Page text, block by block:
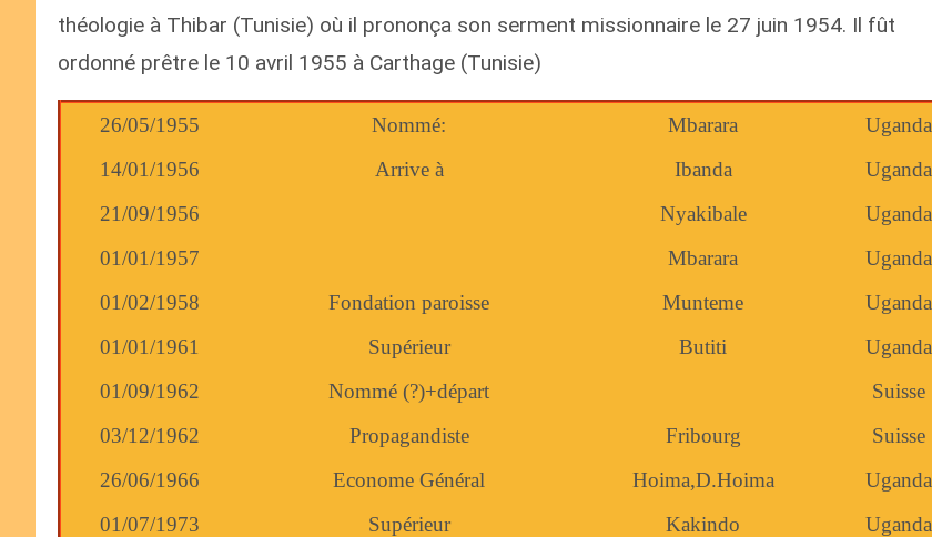
théologie à Thibar (Tunisie) où il prononça son serment missionnaire le 27 juin 1954. Il fût
ordonné prêtre le 10 avril 1955 à Carthage (Tunisie)
26/05/1955 Nommé: Mbarara
Uganda
14/01/1956
Arrive à Ibanda
Uganda
21/09/1956
Nyakibale
Uganda
01/01/1957
Mbarara
Uganda
01/02/1958
Fondation paroisse Munteme
Uganda
01/01/1961
Supérieur Butiti
Uganda
01/09/1962
Nommé (?)+départ
Suisse
03/12/1962
Propagandiste Fribourg
Suisse
26/06/1966
Econome Général Hoima,D.Hoima
Uganda
01/07/1973
Supérieur Kakindo
Uganda